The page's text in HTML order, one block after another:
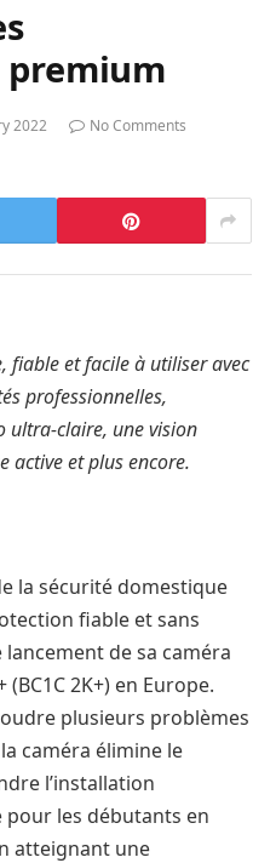
2022
No Comments
fiable et facile à utiliser avec
professionnelles,
ultra-claire, une vision
active et plus encore.
la sécurité domestique
fiable et sans
de sa caméra
2K+) en Europe.
plusieurs problèmes
caméra élimine le
l’installation
les débutants en
atteignant une